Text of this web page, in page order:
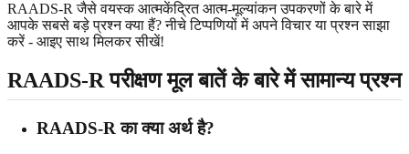
RAADS-R जैसे वयस्क आत्मकेंद्रित आत्म-मूल्यांकन उपकरणों के बारे में
आपके सबसे बड़े प्रश्न क्या हैं? नीचे टिप्पणियों में अपने विचार या प्रश्न साझा
करें - आइए साथ मिलकर सीखें!
RAADS-R परीक्षण मूल बातें के बारे में सामान्य प्रश्न
RAADS-R का क्या अर्थ है?